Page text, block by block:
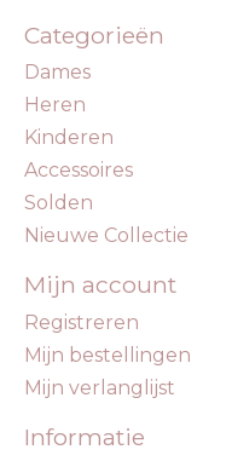
Categorieën
Dames
Heren
Kinderen
Accessoires
Solden
Nieuwe Collectie
Mijn account
Registreren
Mijn bestellingen
Mijn verlanglijst
Informatie